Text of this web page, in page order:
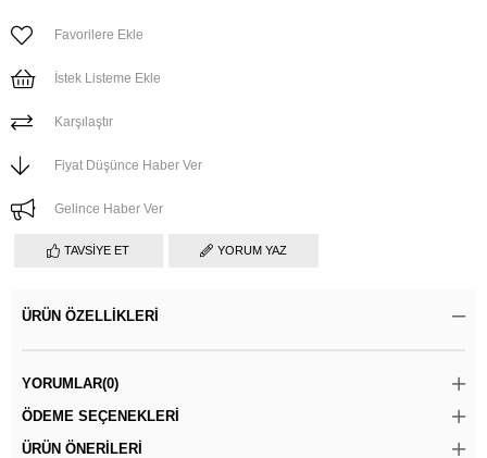
Favorilere Ekle
İstek Listeme Ekle
Karşılaştır
Fiyat Düşünce Haber Ver
Gelince Haber Ver
TAVSIYE ET YORUM YAZ
ÜRÜN ÖZELLIKLERI
YORUMLAR(0)
ÖDEME SEÇENEKLERI
ÜRÜN ÖNERILERI